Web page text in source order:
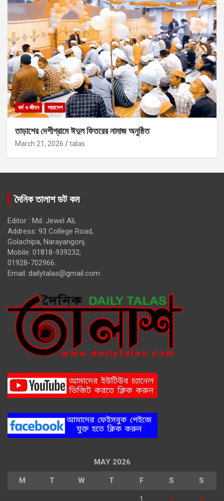
ধর্ম ও জীবন সারাদেশ
তাড়াশের দেশীগ্রামে ঈদুল ফিতরের নামাজ অনুষ্ঠিত
March 21, 2026 talas
দৈনিক তালাশ ডট কম
Editor : Md. Jewel Ali,
Address: 93 College Road,
Golachipa, Narayangonj.
Mobile: 01818-939232,
01928-702966.
Email: dailytalas@gmail.com
MAY 2026
M T W T F S S